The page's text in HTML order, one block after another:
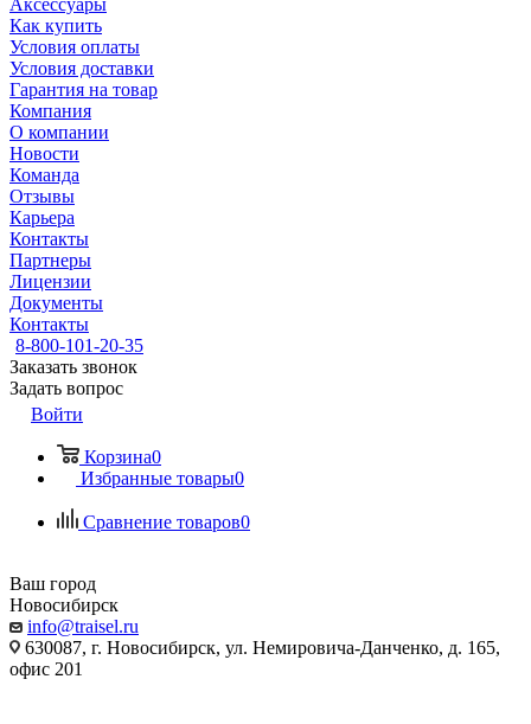
Аксессуары
Как купить
Условия оплаты
Условия доставки
Гарантия на товар
Компания
О компании
Новости
Команда
Отзывы
Карьера
Контакты
Партнеры
Лицензии
Документы
Контакты
8-800-101-20-35
Заказать звонок
Задать вопрос
Войти
Корзина0
Избранные товары0
Сравнение товаров0
Ваш город
Новосибирск
info@traisel.ru
630087, г. Новосибирск, ул. Немировича-Данченко, д. 165,
офис 201